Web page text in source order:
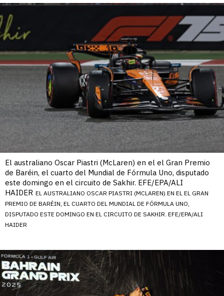
El australiano Oscar Piastri (McLaren) en el el Gran Premio
de Baréin, el cuarto del Mundial de Fórmula Uno, disputado
este domingo en el circuito de Sakhir. EFE/EPA/ALI
HAIDER EL AUSTRALIANO OSCAR PIASTRI (MCLAREN) EN EL EL GRAN
PREMIO DE BARÉIN, EL CUARTO DEL MUNDIAL DE FÓRMULA UNO,
DISPUTADO ESTE DOMINGO EN EL CIRCUITO DE SAKHIR. EFE/EPA/ALI
HAIDER